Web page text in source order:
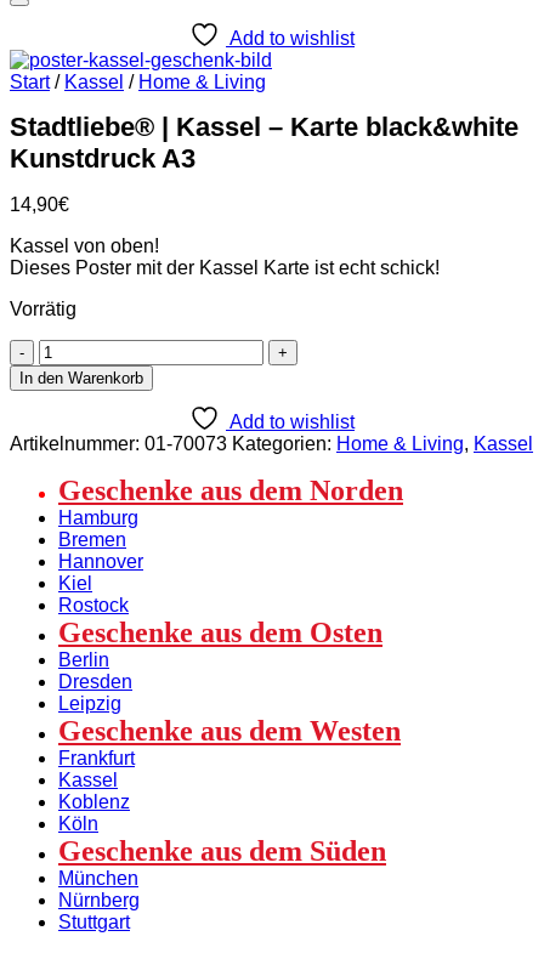
Add to wishlist
Start / Kassel / Home & Living
Stadtliebe® | Kassel – Karte black&white
Kunstdruck A3
14,90€
Kassel von oben!
Dieses Poster mit der Kassel Karte ist echt schick!
Vorrätig
Stadtliebe®
|
Kassel
Karte
Kunstdruck
A3
Menge
In den Warenkorb
Add to wishlist
Artikelnummer: 01-70073 Kategorien: Home & Living, Kassel
Geschenke aus dem Norden
Hamburg
Bremen
Hannover
Kiel
Rostock
Geschenke aus dem Osten
Berlin
Dresden
Leipzig
Geschenke aus dem Westen
Frankfurt
Kassel
Koblenz
Köln
Geschenke aus dem Süden
München
Nürnberg
Stuttgart